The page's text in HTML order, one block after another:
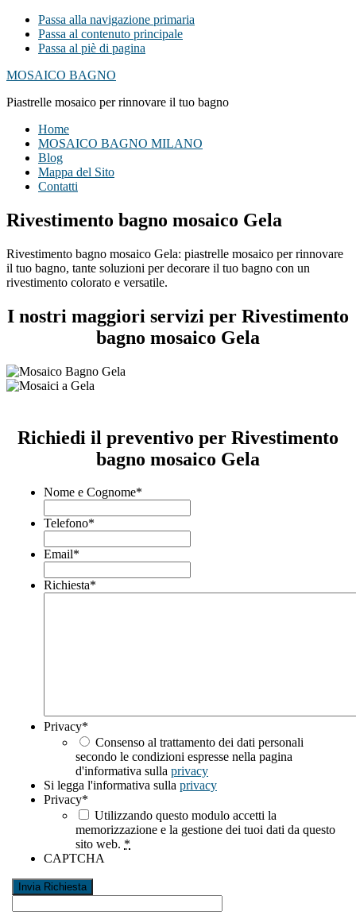
Passa alla navigazione primaria
Passa al contenuto principale
Passa al piè di pagina
MOSAICO BAGNO
Piastrelle mosaico per rinnovare il tuo bagno
Home
MOSAICO BAGNO MILANO
Blog
Mappa del Sito
Contatti
Rivestimento bagno mosaico Gela
Rivestimento bagno mosaico Gela: piastrelle mosaico per rinnovare
il tuo bagno, tante soluzioni per decorare il tuo bagno con un
rivestimento colorato e versatile.
I nostri maggiori servizi per Rivestimento
bagno mosaico Gela
Richiedi il preventivo per Rivestimento
bagno mosaico Gela
Nome e Cognome*
Telefono*
Email*
Richiesta*
Privacy*
Consenso al trattamento dei dati personali
secondo le condizioni espresse nella pagina
d'informativa sulla privacy
Si legga l'informativa sulla privacy
Privacy*
Utilizzando questo modulo accetti la
memorizzazione e la gestione dei tuoi dati da questo
sito web. *
CAPTCHA